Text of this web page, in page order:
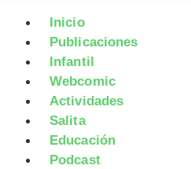
Inicio
Publicaciones
Infantil
Webcomic
Actividades
Salita
Educación
Podcast